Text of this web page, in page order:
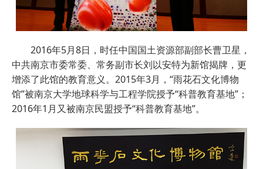
2016年5月8日，时任中国国土资源部副部长曹卫星，
中共南京市委常委、常务副市长刘以安特为新馆揭牌，更
增添了此馆的教育意义。2015年3月，“雨花石文化博物
馆”被南京大学地球科学与工程学院授予“科普教育基地”；
2016年1月又被南京民盟授予“科普教育基地”。